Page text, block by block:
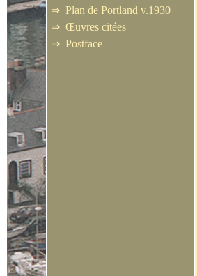
⇒ Plan de Portland v.1930
⇒ Œuvres citées
⇒ Postface